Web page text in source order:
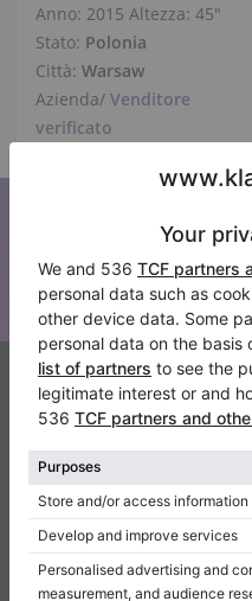
Anno: 2015 Altezza: 45″
Stato: Polonia
Città: Warsaw
Azienda/ Venditore
verificato
Iscriviti alla
Tenetevi aggiornati
Klaviano
FAQ
Contatto
Chi siamo
Scrivi una recensione